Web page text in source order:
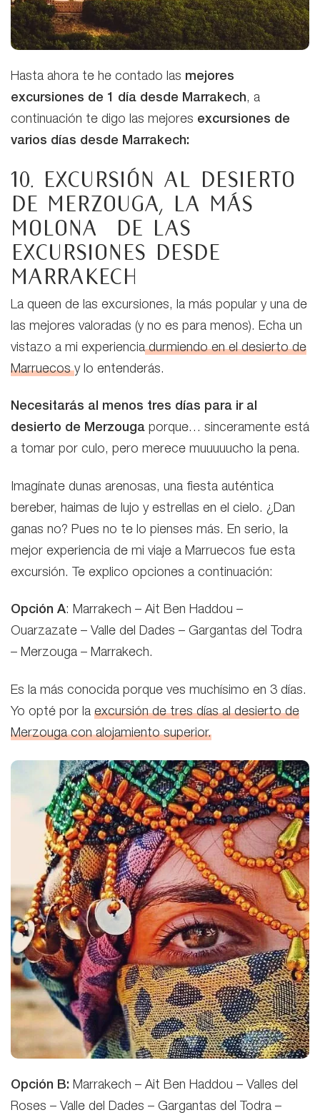
Hasta ahora te he contado las mejores
excursiones de 1 día desde Marrakech, a
continuación te digo las mejores excursiones de
varios días desde Marrakech:
10. Excursión al desierto
de Merzouga, la más
MOLONA de las
excursiones desde
Marrakech
La queen de las excursiones, la más popular y una de
las mejores valoradas (y no es para menos). Echa un
vistazo a mi experienciadurmiendo en el desierto de
Marruecosy lo entenderás.
Necesitarás al menos tres días para ir al
desierto de Merzouga porque… sinceramente está
a tomar por culo, pero merece muuuuucho la pena.
Imagínate dunas arenosas, una fiesta auténtica
bereber, haimas de lujo y estrellas en el cielo. ¿Dan
ganas no? Pues no te lo pienses más. En serio, la
mejor experiencia de mi viaje a Marruecos fue esta
excursión. Te explico opciones a continuación:
Opción A: Marrakech – Ait Ben Haddou –
Ouarzazate – Valle del Dades – Gargantas del Todra
– Merzouga – Marrakech.
Es la más conocida porque ves muchísimo en 3 días.
Yo opté por la excursión de tres días al desierto de
Merzouga con alojamiento superior.
Opción B: Marrakech – Ait Ben Haddou – Valles del
Roses – Valle del Dades – Gargantas del Todra –